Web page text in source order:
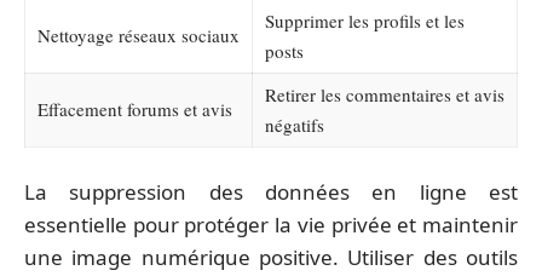
Nettoyage réseaux sociaux
Supprimer les profils et les
posts
Effacement forums et avis
Retirer les commentaires et avis
négatifs
La suppression des données en ligne est
essentielle pour protéger la vie privée et maintenir
une image numérique positive. Utiliser des outils